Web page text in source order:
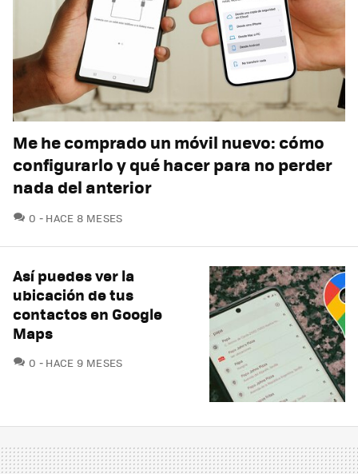
Me he comprado un móvil nuevo: cómo
configurarlo y qué hacer para no perder
nada del anterior
0 COMENTARIOS
HACE 8 MESES
Así puedes ver la
ubicación de tus
contactos en Google
Maps
0 COMENTARIOS
HACE 9 MESES